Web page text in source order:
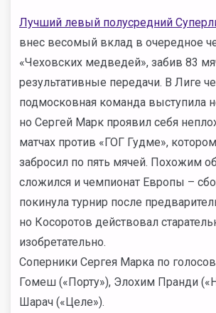
Лучший левый полусредний
внес весомый вклад в очередное
«Чеховских медведей», забив 83
результативные передачи. В Лиге
подмосковная команда выступила
но Сергей Марк проявил себя
матчах против «ГОГ Гудме»,
забросил по пять мячей. Похожим
сложился и чемпионат Европы –
покинула турнир после
но Косоротов действовал
изобретательно.
Соперники Сергея Марка по
Гомеш («Порту»), Элохим Пранди
Шарач («Целе»).